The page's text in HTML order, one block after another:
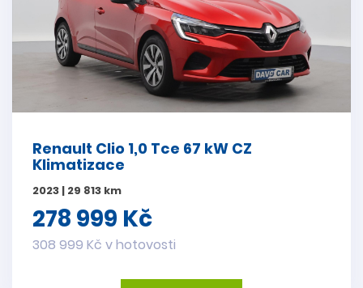
Renault Clio 1,0 Tce 67 kW CZ
Klimatizace
2023 | 29 813 km
278 999 Kč
308 999 Kč v hotovosti